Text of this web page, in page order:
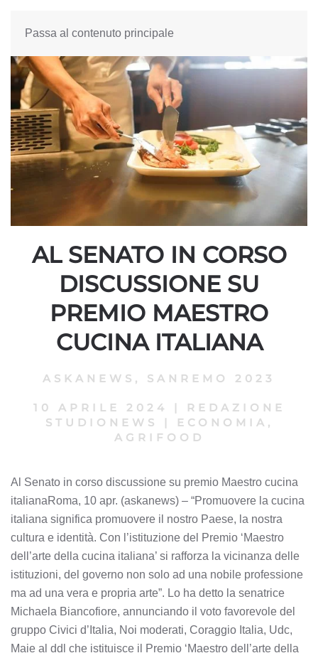
Passa al contenuto principale
AL SENATO IN CORSO
DISCUSSIONE SU
PREMIO MAESTRO
CUCINA ITALIANA
ASKANEWS , SANREMO 2023
10 APRILE 2024
REDAZIONE
STUDIONEWS
ECONOMIA,
AGRIFOOD
Al Senato in corso discussione su premio Maestro cucina
italianaRoma, 10 apr. (askanews) – “Promuovere la cucina
italiana significa promuovere il nostro Paese, la nostra
cultura e identità. Con l’istituzione del Premio ‘Maestro
dell’arte della cucina italiana’ si rafforza la vicinanza delle
istituzioni, del governo non solo ad una nobile professione
ma ad una vera e propria arte”. Lo ha detto la senatrice
Michaela Biancofiore, annunciando il voto favorevole del
gruppo Civici d’Italia, Noi moderati, Coraggio Italia, Udc,
Maie al ddl che istituisce il Premio ‘Maestro dell’arte della